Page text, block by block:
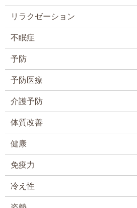
リラクゼーション
不眠症
予防
予防医療
介護予防
体質改善
健康
免疫力
冷え性